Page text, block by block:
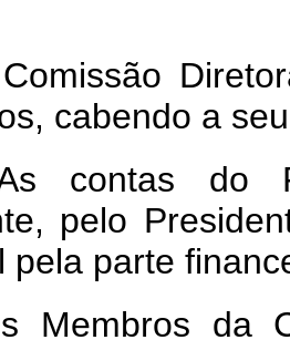
cabendo a
contas do
pelo
pela parte
Membros da